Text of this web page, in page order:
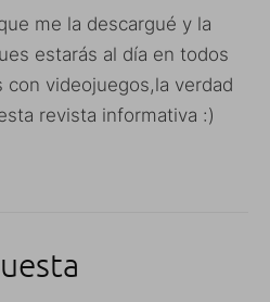
me la descargué y la
estarás al día en todos
con videojuegos,la verdad
revista informativa :)